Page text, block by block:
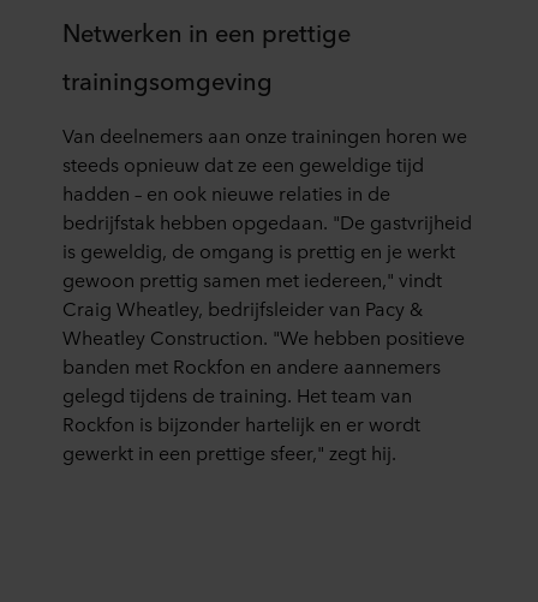
Netwerken in een prettige
trainingsomgeving
Van deelnemers aan onze trainingen horen we
steeds opnieuw dat ze een geweldige tijd
hadden – en ook nieuwe relaties in de
bedrijfstak hebben opgedaan. "De gastvrijheid
is geweldig, de omgang is prettig en je werkt
gewoon prettig samen met iedereen," vindt
Craig Wheatley, bedrijfsleider van Pacy &
Wheatley Construction. "We hebben positieve
banden met Rockfon en andere aannemers
gelegd tijdens de training. Het team van
Rockfon is bijzonder hartelijk en er wordt
gewerkt in een prettige sfeer," zegt hij.